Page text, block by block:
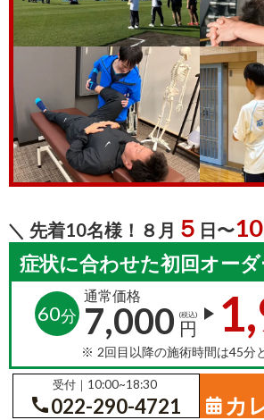
＼ 先着10名様！８月 ５ 日〜10
症状に合わせた初回オー
60分
通常価格
7,000 (税込)
円
play_arrow
※ 2回目以降の施術時間は45分
受付｜10:00~18:30
call022-290-4721 カ